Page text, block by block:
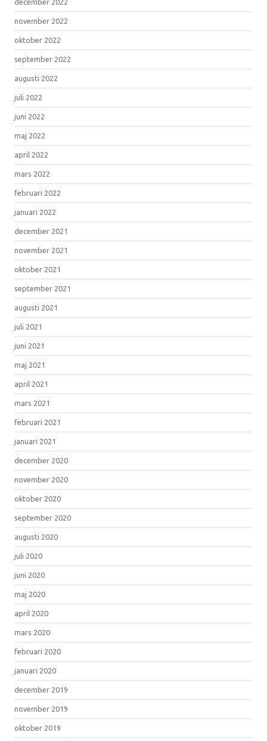
november 2022
oktober 2022
september 2022
augusti 2022
juli 2022
juni 2022
maj 2022
april 2022
mars 2022
februari 2022
januari 2022
december 2021
november 2021
oktober 2021
september 2021
augusti 2021
juli 2021
juni 2021
maj 2021
april 2021
mars 2021
februari 2021
januari 2021
december 2020
november 2020
oktober 2020
september 2020
augusti 2020
juli 2020
juni 2020
maj 2020
april 2020
mars 2020
februari 2020
januari 2020
december 2019
november 2019
oktober 2019